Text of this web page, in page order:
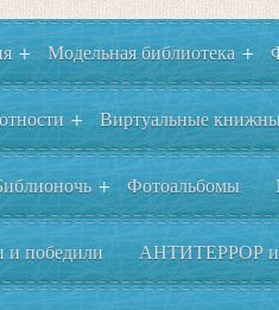
+ Модельная библиотека +
+ Виртуальные
+ Фотоальбомы
и победили АНТИТЕРРОР